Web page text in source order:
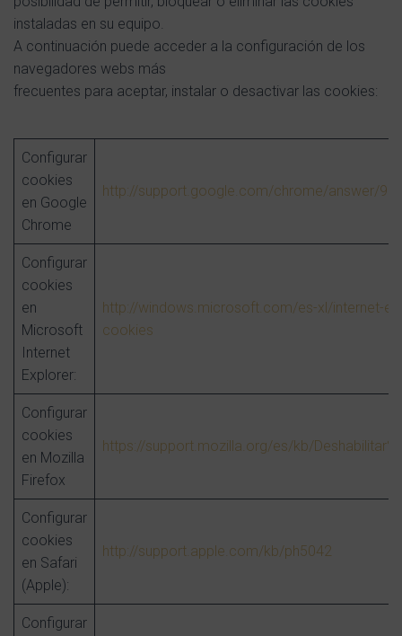
instaladas en su equipo.
A continuación puede acceder a la configuración de los
navegadores webs más
frecuentes para aceptar, instalar o desactivar las cookies:
Configurar
cookies
en Google
Chrome
http://support.google.com/chrome/answer/
Configurar
cookies
en
Microsoft
Internet
Explorer:
http://windows.microsoft.com/es-xl/internet-
cookies
Configurar
cookies
en Mozilla
Firefox
https://support.mozilla.org/es/kb/
Configurar
cookies
en Safari
(Apple):
http://support.apple.com/kb/ph5042
Configurar